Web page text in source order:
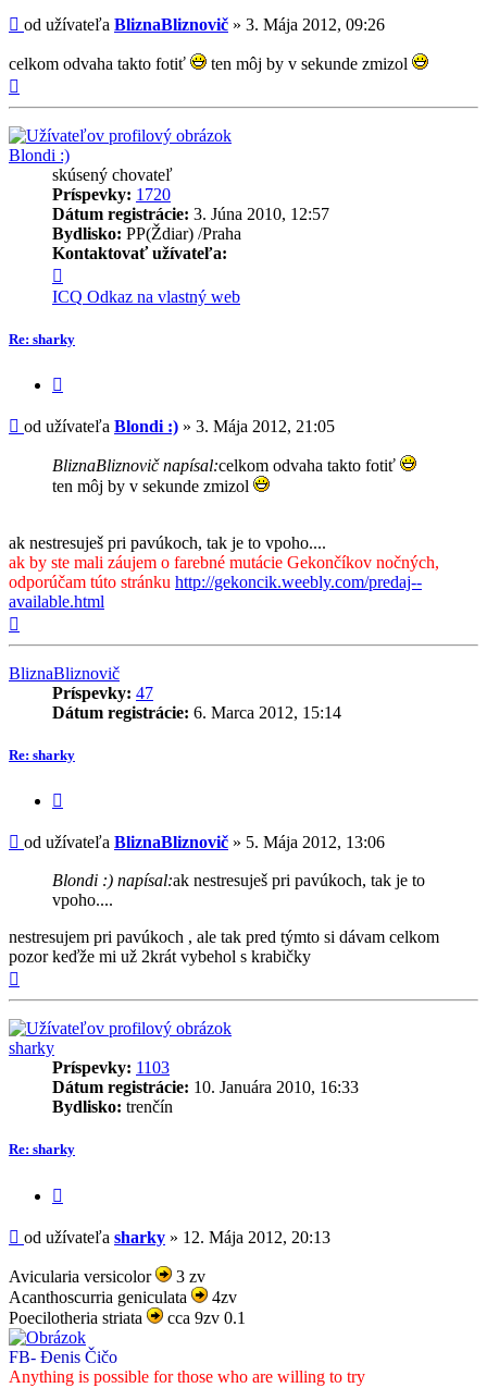
Príspevok
od užívateľa BliznaBliznovič » 3. Mája 2012, 09:26
celkom odvaha takto fotiť
ten môj by v sekunde zmizol
Blondi :)
skúsený chovateľ
Príspevky: 1720
Dátum registrácie: 3. Júna 2010, 12:57
Bydlisko: PP(Ždiar) /Praha
Kontaktovať užívateľa:
informácie
užívateľa
-
Blondi
ICQ Odkaz na vlastný web
Re: sharky
Príspevok
od užívateľa Blondi :) » 3. Mája 2012, 21:05
BliznaBliznovič napísal:celkom odvaha takto fotiť
ten môj by v sekunde zmizol
ak nestresuješ pri pavúkoch, tak je to vpoho....
ak by ste mali záujem o farebné mutácie Gekončíkov nočných,
odporúčam túto stránku http://gekoncik.weebly.com/predaj--
available.html
BliznaBliznovič
Príspevky: 47
Dátum registrácie: 6. Marca 2012, 15:14
Re: sharky
Príspevok
od užívateľa BliznaBliznovič » 5. Mája 2012, 13:06
Blondi :) napísal:ak nestresuješ pri pavúkoch, tak je to
vpoho....
nestresujem pri pavúkoch , ale tak pred týmto si dávam celkom
pozor keďže mi už 2krát vybehol s krabičky
sharky
Príspevky: 1103
Dátum registrácie: 10. Januára 2010, 16:33
Bydlisko: trenčín
Re: sharky
Príspevok
od užívateľa sharky » 12. Mája 2012, 20:13
Avicularia versicolor
3 zv
Acanthoscurria geniculata
4zv
Poecilotheria striata
cca 9zv 0.1
FB- Đenis Čičo
Anything is possible for those who are willing to try